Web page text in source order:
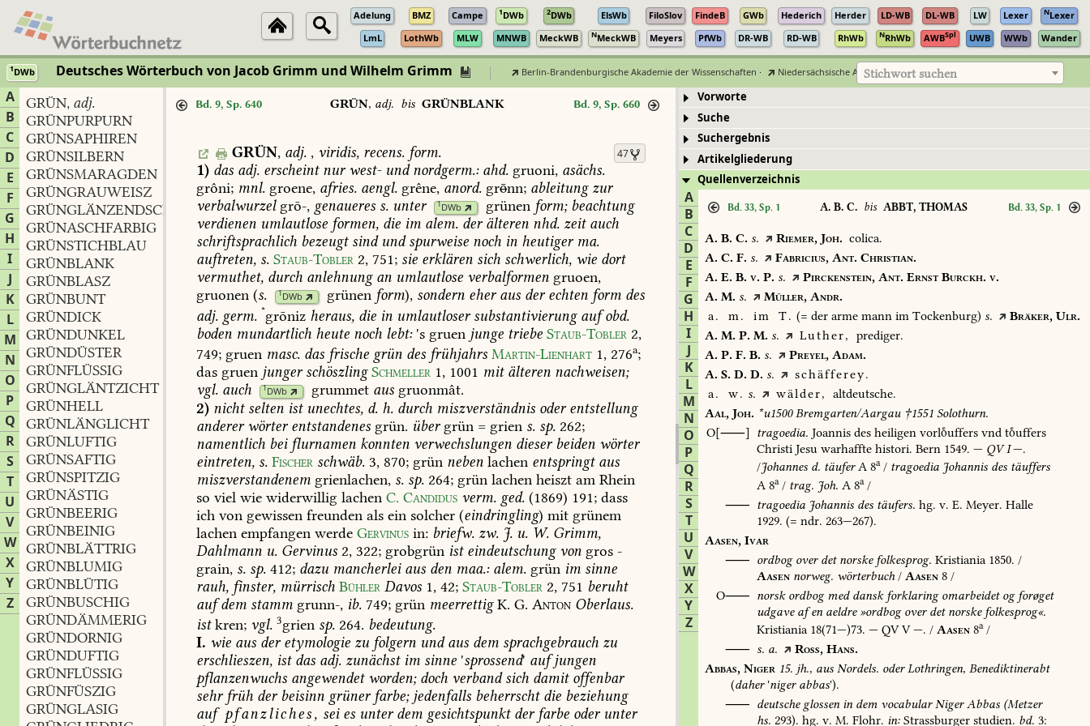
Adelung BMZ Campe 1DWb 2DWb ElsWb FiloSlov FindeB GWb Hederich Herder LD-WB DL-WB LW Lexer NLexer
LmL
LothWb MLW MNWB MeckWB NMeckWB Meyers PfWb DR-WB RD-WB RhWb NRhWb AWBSpl UWB WWb Wander
1DWb Deutsches Wörterbuch von Jacob Grimm und Wilhelm Grimm Berlin-Brandenburgische Akademie der Wissenschaften · Niedersächsische Akademie der Wissenschaften zu Göttingen
Stichwort suchen
A
B
C
D
E
F
G
H
I
J
K
L
M
N
O
P
Q
R
S
T
U
V
W
X
Y
Z
GRÜN, adj.
GRÜNPURPURN
GRÜNSAPHIREN
GRÜNSILBERN
GRÜNSMARAGDEN
GRÜNGRAUWEISZ
GRÜNGLÄNZENDSCHWARZ
GRÜNASCHFARBIG
GRÜNSTICHBLAU
GRÜNBLANK
GRÜNBLASZ
GRÜNBUNT
GRÜNDICK
GRÜNDUNKEL
GRÜNDÜSTER
GRÜNFLÜSSIG
GRÜNGLÄNTZICHT
GRÜNHELL
GRÜNLÄNGLICHT
GRÜNLUFTIG
GRÜNSAFTIG
GRÜNSPITZIG
GRÜNÄSTIG
GRÜNBEERIG
GRÜNBEINIG
GRÜNBLÄTTRIG
GRÜNBLUMIG
GRÜNBLÜTIG
GRÜNBUSCHIG
GRÜNDÄMMERIG
GRÜNDORNIG
GRÜNDUFTIG
GRÜNFLÜSSIG
GRÜNFÜSZIG
GRÜNGLASIG
Bd. 9, Sp. 640 GRÜN, adj. bis GRÜNBLANK Bd. 9, Sp. 660
47
GRÜN, adj. , viridis,recens. form.
1) das adj. erscheintnurwest-undnordgerm.:ahd. gruoni, asächs.
grôni; mnl. groene, afries. aengl. grêne, anord. grnn; ableitungzur
verbalwurzelgrō-, genaueres s. unter 1DWb grünen form;beachtung
verdienen umlautlose formen, die im alem. derälteren nhd. zeitauch
schriftsprachlich bezeugtsindundspurweise noch in heutigerma.
auftreten, s. Staub-Tobler 2, 751; sie erklären sich schwerlich, wie dort
vermuthet, durch anlehnungan umlautlose verbalformen gruoen,
gruonen (s. 1DWb grünen form), sondern eheraus derechten form des
adj. germ. *grōniz heraus, die in umlautlosersubstantivierungaufobd.
boden mundartlich heute noch lebt:'s gruen junge triebe Staub-Tobler 2,
749; gruen masc. das frische grün des frühjahrs Martin-Lienhart 1, 276a;
das gruen jungerschöszling Schmeller 1, 1001 mitälteren nachweisen;
vgl. auch 1DWb grummet aus gruonmât.
2) nichtselten istunechtes, d. h. durch miszverständnis oderentstellung
andererwörterentstandenes grün. übergrün = grien s. sp. 262;
namentlich beiflurnamen konnten verwechslungen dieserbeiden wörter
eintreten, s. Fischer schwäb. 3, 870; grün neben lachen entspringtaus
miszverstandenem grienlachen, s. sp. 264; grün lachen heiszt am Rhein
so viel wie widerwillig lachen C. Candidus verm. ged. (1869) 191; dass
ich von gewissen freunden als ein solcher (eindringling) mit grünem
lachen empfangen werde Gervinus in: briefw. zw. J. u. W. Grimm,
Dahlmann u. Gervinus 2, 322; grobgrün isteindeutschungvon gros -
grain, s. sp. 412; dazu mancherleiaus den maa.:alem. grün im sinne
rauh, finster, mürrisch Bühler Davos 1, 42; Staub-Tobler 2, 751 beruht
aufdem stamm grunn-, ib. 749; grün meerrettig K. G. Anton Oberlaus.
istkren; vgl. 3grien sp. 264. bedeutung.
I. wie aus deretymologie zu folgern undaus dem sprachgebrauch zu
erschlieszen, istdas adj. zunächstim sinne 'sprossend' aufjungen
pflanzenwuchs angewendetworden;doch verbandsich damitoffenbar
sehrfrüh derbeisinn grünerfarbe;jedenfalls beherrschtdie beziehung
auf pfanzliches, seiesunterdemgesichtspunktderfarbeoderunter
Vorworte
Suche
Suchergebnis
Artikelgliederung
Quellenverzeichnis
A
B
C
D
E
F
G
H
I
J
K
L
M
N
O
P
Q
R
S
T
U
V
W
X
Y
Z
Bd. 33, Sp. 1 A. B. C. bis ABBT, THOMAS Bd. 33, Sp. 1
A. B. C. s. Riemer, Joh. colica.
A. C. F. s. Fabricius, Ant. Christian.
A. E. B. v. P. s. Pirckenstein, Ant. ErnstBurckh. v.
A. M. s. Müller, Andr.
a.
m. im T. (= der arme mann im Tockenburg) s. Bräker, Ulr.
A. M. P. M. s. Luther,
prediger.
A. P. F. B. s. Preyel, Adam.
A. S. D. D. s.
schäfferey.
a.
w. s. wälder,
altdeutsche.
Aal, Joh. *u1500Bremgarten/Aargau†1551 Solothurn.
O[⸺]
tragoedia. Joannis des heiligen vorluffers vnd tuffers
Christi Jesu warhaffte histori. Bern 1549. — QVI—.
/Johannes d. täuferA 8a/ tragoedia Johannis des täuffers
A 8a/ trag. Joh. A 8a/
⸺ tragoedia Johannis des täufers. hg. v. E. Meyer. Halle
1929. (= ndr. 263—267).
Aasen, Ivar
⸺ ordbogoverdetnorskefolkesprog. Kristiania 1850. /
Aasen norweg. wörterbuch/ Aasen 8 /
O⸺ norskordbogmeddanskforklaringomarbeidetogforøget
udgaveafenaeldre»ordbogoverdetnorskefolkesprog«.
Kristiania 18(71—)73. — QVV—. / Aasen 8a/
⸺ s. a. Ross, Hans.
Abbas, Niger 15. jh., aus Nordels. oderLothringen, Benediktinerabt
(daher'nigerabbas').
⸺ deutscheglossenindem vocabularNigerAbbas (Metzer
hs. 293). hg. v. M. Flohr. in: Strassburger studien. bd. 3: